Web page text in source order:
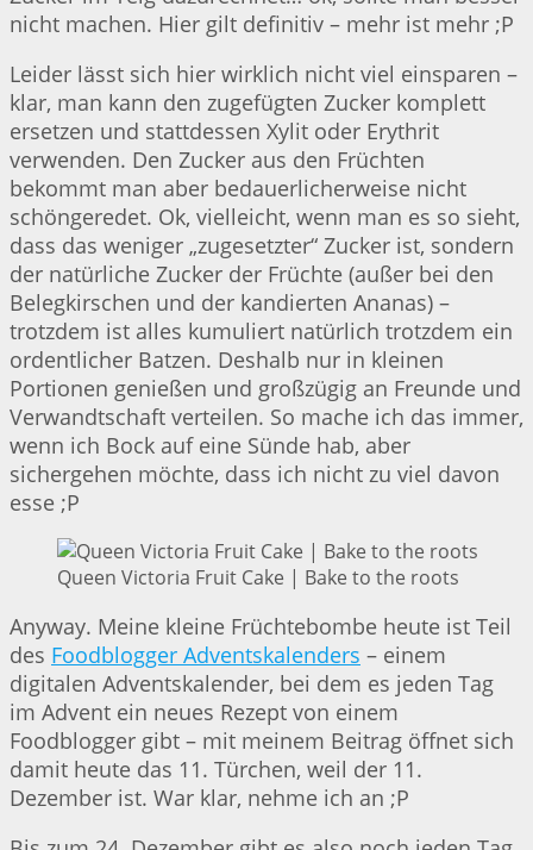
nicht machen. Hier gilt definitiv – mehr ist mehr ;P
Leider lässt sich hier wirklich nicht viel einsparen –
klar, man kann den zugefügten Zucker komplett
ersetzen und stattdessen Xylit oder Erythrit
verwenden. Den Zucker aus den Früchten
bekommt man aber bedauerlicherweise nicht
schöngeredet. Ok, vielleicht, wenn man es so sieht,
dass das weniger „zugesetzter“ Zucker ist, sondern
der natürliche Zucker der Früchte (außer bei den
Belegkirschen und der kandierten Ananas) –
trotzdem ist alles kumuliert natürlich trotzdem ein
ordentlicher Batzen. Deshalb nur in kleinen
Portionen genießen und großzügig an Freunde und
Verwandtschaft verteilen. So mache ich das immer,
wenn ich Bock auf eine Sünde hab, aber
sichergehen möchte, dass ich nicht zu viel davon
esse ;P
Queen Victoria Fruit Cake | Bake to the roots
Anyway. Meine kleine Früchtebombe heute ist Teil
des Foodblogger Adventskalenders – einem
digitalen Adventskalender, bei dem es jeden Tag
im Advent ein neues Rezept von einem
Foodblogger gibt – mit meinem Beitrag öffnet sich
damit heute das 11. Türchen, weil der 11.
Dezember ist. War klar, nehme ich an ;P